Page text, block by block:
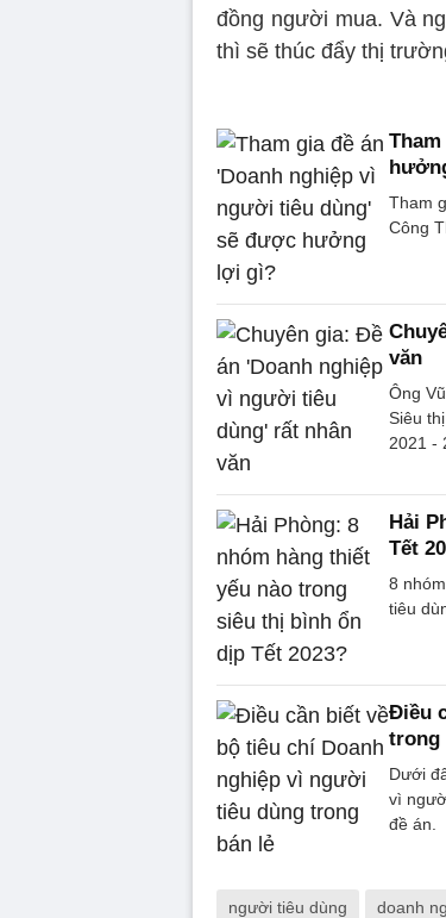
đồng người mua. Và
thì sẽ thúc đẩy thị
Tham
Công
văn
Ông
Siêu
2021 -
Hải
Tết
8
tiêu
Điều
trong
Dưới
vì
đề án.
người tiêu dùng doanh